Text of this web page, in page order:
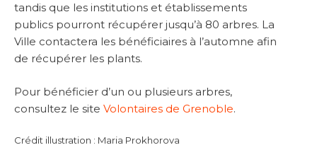
tandis que les institutions et établissements
publics pourront récupérer jusqu’à 80 arbres. La
Ville contactera les bénéficiaires à l’automne afin
de récupérer les plants.
Pour bénéficier d’un ou plusieurs arbres,
consultez le site Volontaires de Grenoble.
Crédit illustration : Maria Prokhorova